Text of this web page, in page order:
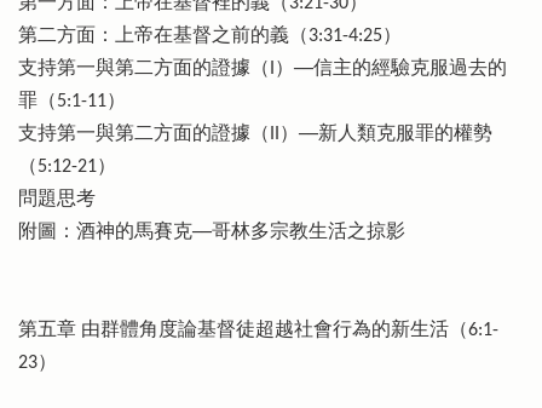
第二方面：上帝在基督之前的義（3:31-4:25）
支持第一與第二方面的證據（I）──信主的經驗克服過去的
罪（5:1-11）
支持第一與第二方面的證據（II）──新人類克服罪的權勢
（5:12-21）
問題思考
附圖：酒神的馬賽克──哥林多宗教生活之掠影
第五章 由群體角度論基督徒超越社會行為的新生活（6:1-
23）